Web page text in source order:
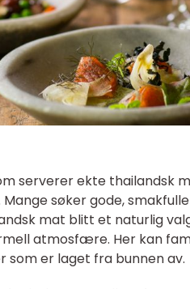
serverer ekte thailandsk
søker gode,
mat blitt et naturlig
atmosfære. Her kan
er laget fra bunnen av.